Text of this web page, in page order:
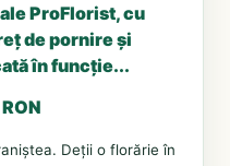
ProFlorist, cu
de pornire și
în funcție...
Deții o florărie în